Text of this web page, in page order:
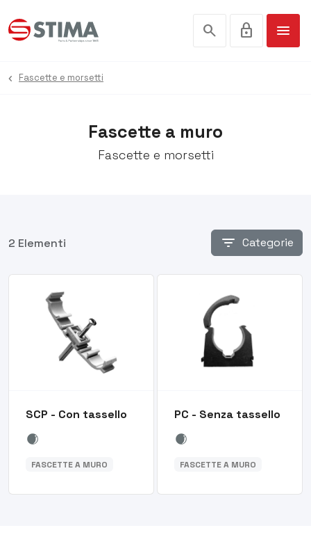
search lock menu
Fascette a muro
Fascette e morsetti
Fascette e morsetti
2 Elementi filter_list Categorie
SCP - Con tassello
FASCETTE A MURO
PC - Senza tassello
FASCETTE A MURO